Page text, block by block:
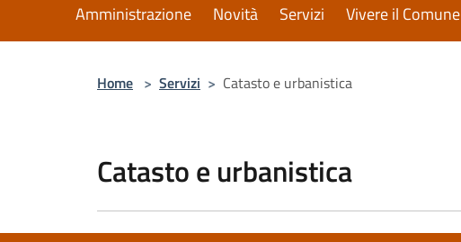
Amministrazione Novità Servizi Vivere il Comune
Home > Servizi > Catasto e urbanistica
Catasto e urbanistica